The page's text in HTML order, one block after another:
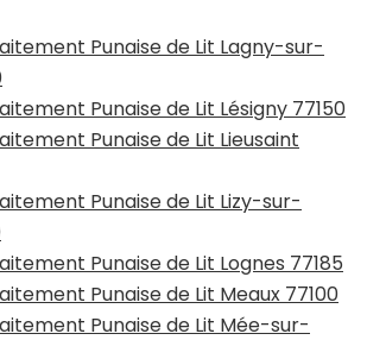
Punaise de Lit Lagny-sur-
Punaise de Lit Lésigny 77150
Punaise de Lit Lieusaint
Punaise de Lit Lizy-sur-
Punaise de Lit Lognes 77185
Punaise de Lit Meaux 77100
Punaise de Lit Mée-sur-